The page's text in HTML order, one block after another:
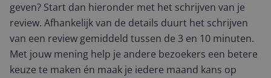
geven? Start dan hieronder met het schrijven van je
review. Afhankelijk van de details duurt het schrijven
van een review gemiddeld tussen de 3 en 10 minuten.
Met jouw mening help je andere bezoekers een betere
keuze te maken én maak je iedere maand kans op